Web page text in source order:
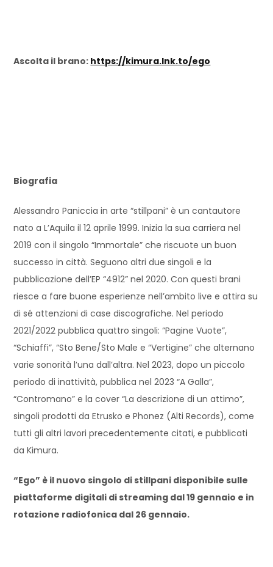
Ascolta il brano: https://kimura.lnk.to/ego
Biografia
Alessandro Paniccia in arte “stillpani” è un cantautore
nato a L’Aquila il 12 aprile 1999. Inizia la sua carriera nel
2019 con il singolo “Immortale” che riscuote un buon
successo in città. Seguono altri due singoli e la
pubblicazione dell’EP “4912” nel 2020. Con questi brani
riesce a fare buone esperienze nell’ambito live e attira su
di sé attenzioni di case discografiche. Nel periodo
2021/2022 pubblica quattro singoli: “Pagine Vuote”,
“Schiaffi”, “Sto Bene/Sto Male e “Vertigine” che alternano
varie sonorità l’una dall’altra. Nel 2023, dopo un piccolo
periodo di inattività, pubblica nel 2023 “A Galla”,
“Contromano” e la cover “La descrizione di un attimo”,
singoli prodotti da Etrusko e Phonez (Alti Records), come
tutti gli altri lavori precedentemente citati, e pubblicati
da Kimura.
“Ego” è il nuovo singolo di stillpani disponibile sulle
piattaforme digitali di streaming dal 19 gennaio e in
rotazione radiofonica dal 26 gennaio.